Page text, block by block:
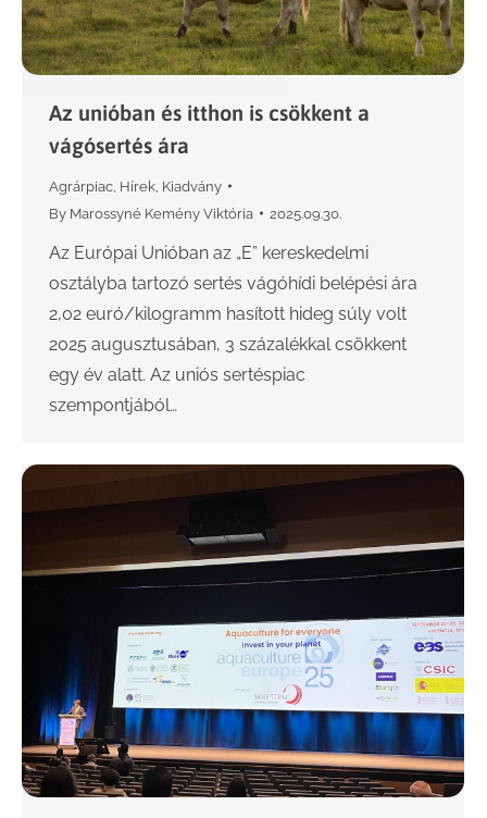
Az unióban és itthon is csökkent a
vágósertés ára
Agrárpiac Hírek Kiadvány
By Marossyné Kemény Viktória 2025.09.30.
Az Európai Unióban az „E” kereskedelmi
osztályba tartozó sertés vágóhídi belépési ára
2,02 euró/kilogramm hasított hideg súly volt
2025 augusztusában, 3 százalékkal csökkent
egy év alatt. Az uniós sertéspiac
szempontjából…